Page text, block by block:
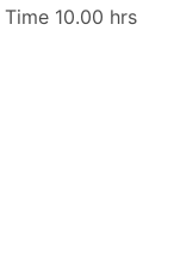
10.00 hrs